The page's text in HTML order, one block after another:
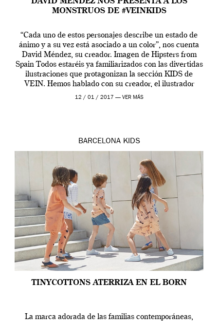
MONSTRUOS DE #VEINKIDS
“Cada uno de estos personajes describe un estado de
ánimo y a su vez está asociado a un color”, nos cuenta
David Méndez, su creador. Imagen de Hipsters from
Spain Todos estaréis ya familiarizados con las divertidas
ilustraciones que protagonizan la sección KIDS de
VEIN. Hemos hablado con su creador, el ilustrador
David Méndez, acerca […]
12 / 01 / 2017 — VER MÁS
BARCELONA KIDS
TINYCOTTONS ATERRIZA EN EL BORN
La marca adorada de las familias contemporáneas,